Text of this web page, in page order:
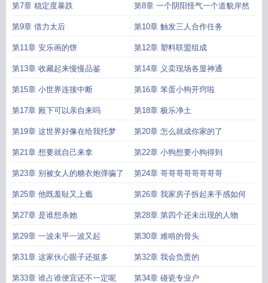
第7章 稳定度暴跌 第8章 一个阴阳怪气一个道貌岸然
第9章 借力太后 第10章 触发三人合作任务
第11章 安乐画的饼 第12章 塑料联盟组成
第13章 收藏起来慢慢品鉴 第14章 义卖现场各显神通
第15章 小世界连接中断 第16章 笨蛋小狗开窍啦
第17章 殿下可以亲自来吗 第18章 极乐净土
第19章 这世界好像在给我托梦 第20章 怎么就成你家的了
第21章 想要就自己来拿 第22章 小狗想要小狗得到
第23章 别被女人的糖衣炮弹骗了 第24章 哥哥哥哥哥哥哥哥
第25章 他既羞耻又上瘾 第26章 我家房子拆起来手感如何
第27章 是谁想杀她 第28章 第四个还未出现的人物
第29章 一波未平一波又起 第30章 难啃的骨头
第31章 这家伙心眼子还挺多 第32章 我会负责的
第33章 谁占谁便宜还不一定呢 第34章 碰瓷专业户